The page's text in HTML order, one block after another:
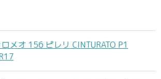
メオ 156 ピレリ CINTURATO P1